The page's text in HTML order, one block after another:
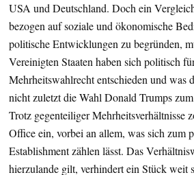
USA und Deutschland. Doch ein
bezogen auf soziale und ökonomische
politische Entwicklungen zu begründen,
Vereinigten Staaten haben sich politisch
Mehrheitswahlrecht entschieden und was
nicht zuletzt die Wahl Donald Trumps
Trotz gegenteiliger Mehrheitsverhältnisse
Office ein, vorbei an allem, was sich zum
Establishment zählen lässt. Das
hierzulande gilt, verhindert ein Stück weit